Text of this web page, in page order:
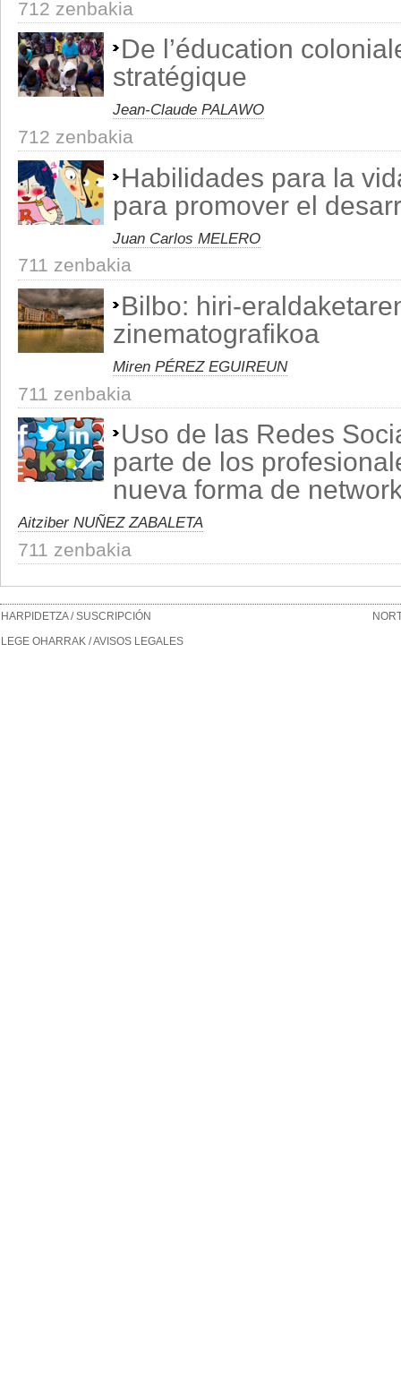
712 zenbakia
De l’éducation
stratégique
Jean-Claude PALAWO
712 zenbakia
Habilidades para la
para promover el
Juan Carlos MELERO
711 zenbakia
Bilbo: hiri-
zinematografikoa
Miren PÉREZ EGUIREUN
711 zenbakia
Uso de las Redes
parte de los
nueva forma de
Aitziber NUÑEZ ZABALETA
711 zenbakia
HARPIDETZA / SUSCRIPCIÓN
LEGE OHARRAK / AVISOS LEGALES